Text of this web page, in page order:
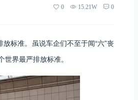
0 15.21W 0
标准。虽说车企们不至于闻“六”丧
界最严排放标准。